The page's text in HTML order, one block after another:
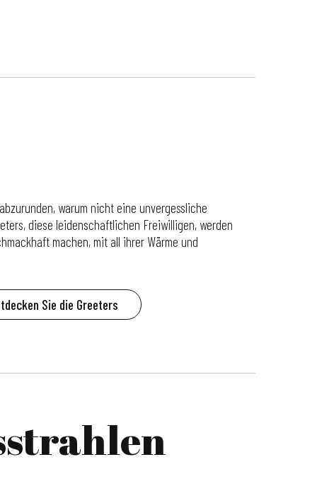
warum nicht eine unvergessliche
diese leidenschaftlichen Freiwilligen, werden
machen, mit all ihrer Wärme und
Sie die Greeters